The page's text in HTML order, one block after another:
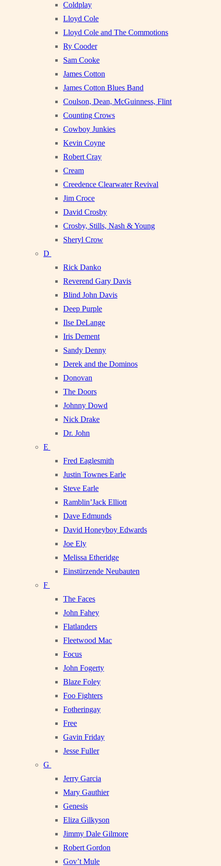
Coldplay
Lloyd Cole
Lloyd Cole and The Commotions
Ry Cooder
Sam Cooke
James Cotton
James Cotton Blues Band
Coulson, Dean, McGuinness, Flint
Counting Crows
Cowboy Junkies
Kevin Coyne
Robert Cray
Cream
Creedence Clearwater Revival
Jim Croce
David Crosby
Crosby, Stills, Nash & Young
Sheryl Crow
D
Rick Danko
Reverend Gary Davis
Blind John Davis
Deep Purple
Ilse DeLange
Iris Dement
Sandy Denny
Derek and the Dominos
Donovan
The Doors
Johnny Dowd
Nick Drake
Dr. John
E
Fred Eaglesmith
Justin Townes Earle
Steve Earle
Ramblin’Jack Elliott
Dave Edmunds
David Honeyboy Edwards
Joe Ely
Melissa Etheridge
Einstürzende Neubauten
F
The Faces
John Fahey
Flatlanders
Fleetwood Mac
Focus
John Fogerty
Blaze Foley
Foo Fighters
Fotheringay
Free
Gavin Friday
Jesse Fuller
G
Jerry Garcia
Mary Gauthier
Genesis
Eliza Gilkyson
Jimmy Dale Gilmore
Robert Gordon
Gov’t Mule